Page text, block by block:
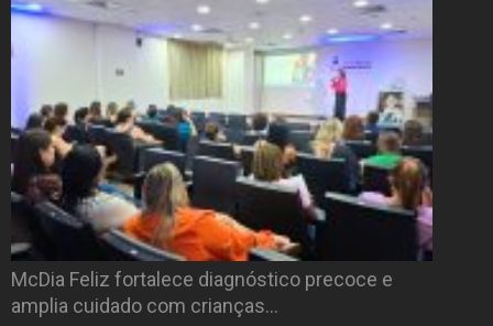
McDia Feliz fortalece diagnóstico precoce e
amplia cuidado com crianças…